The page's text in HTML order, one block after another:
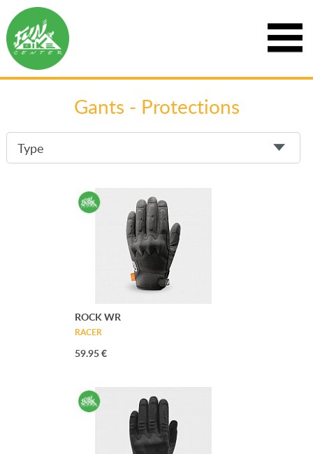
Gants - Protections
Type
ROCK WR
RACER
59.95 €